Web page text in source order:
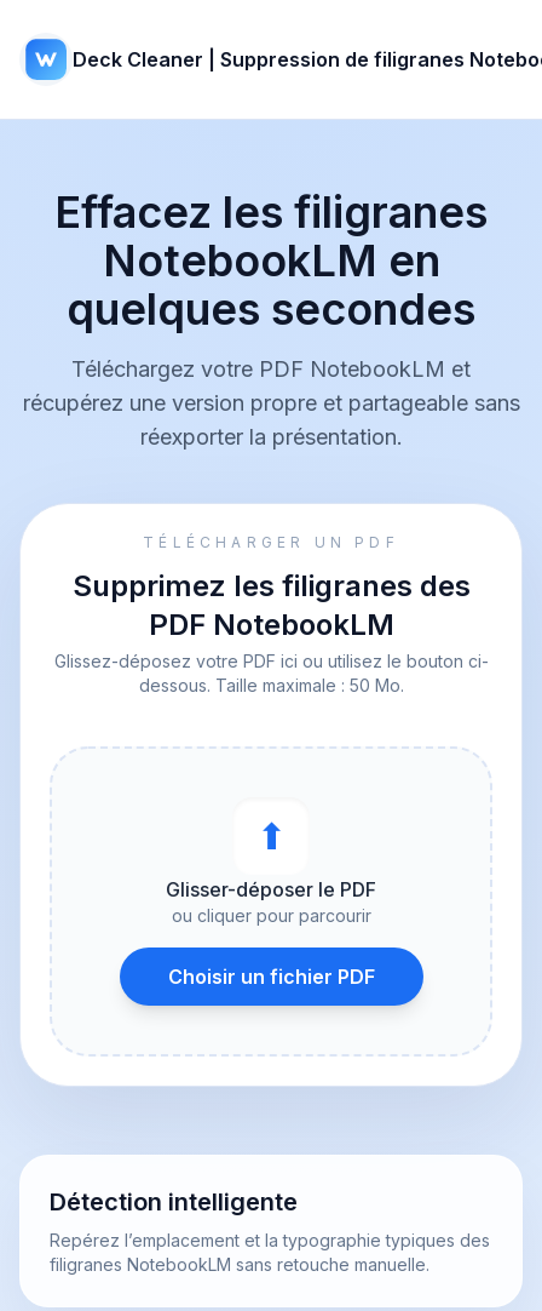
Deck Cleaner | Suppression de filigranes
Effacez les filigranes
NotebookLM en
quelques secondes
Téléchargez votre PDF NotebookLM et
récupérez une version propre et partageable sans
réexporter la présentation.
TÉLÉCHARGER UN PDF
Supprimez les filigranes des
PDF NotebookLM
Glissez-déposez votre PDF ici ou utilisez le bouton ci-
dessous. Taille maximale : 50 Mo.
⬆︎
Glisser-déposer le PDF
ou cliquer pour parcourir
Choisir un fichier PDF
Détection intelligente
Repérez l’emplacement et la typographie typiques des
filigranes NotebookLM sans retouche manuelle.